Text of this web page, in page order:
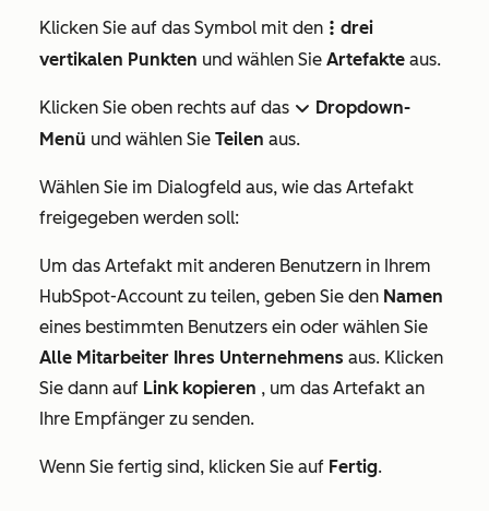
Klicken Sie auf das Symbol mit den verticalMenu drei
vertikalen Punkten und wählen Sie Artefakte aus.
Klicken Sie oben rechts auf das downIcon Dropdown-
Menü und wählen Sie Teilen aus.
Wählen Sie im Dialogfeld aus, wie das Artefakt
freigegeben werden soll:
Um das Artefakt mit anderen Benutzern in Ihrem
HubSpot-Account zu teilen, geben Sie den Namen
eines bestimmten Benutzers ein oder wählen Sie
Alle Mitarbeiter Ihres Unternehmens aus. Klicken
Sie dann auf Link kopieren , um das Artefakt an
Ihre Empfänger zu senden.
Wenn Sie fertig sind, klicken Sie auf Fertig.